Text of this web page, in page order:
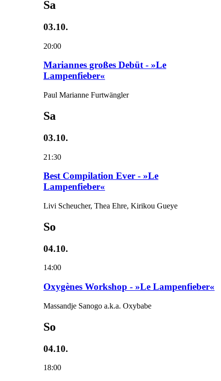
Sa
03.10.
20:00
Mariannes großes Debüt - »Le
Lampenfieber«
Paul Marianne Furtwängler
Sa
03.10.
21:30
Best Compilation Ever - »Le
Lampenfieber«
Livi Scheucher, Thea Ehre, Kirikou Gueye
So
04.10.
14:00
Oxygènes Workshop - »Le Lampenfieber«
Massandje Sanogo a.k.a. Oxybabe
So
04.10.
18:00